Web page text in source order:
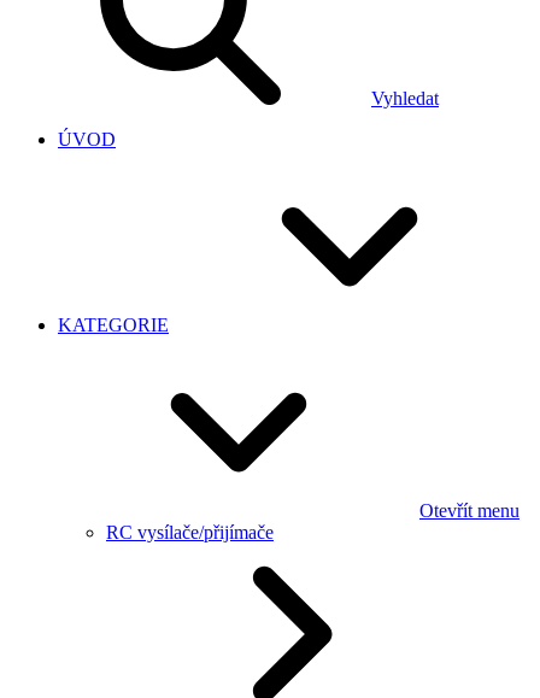
Vyhledat
ÚVOD
KATEGORIE
Otevřít menu
RC vysílače/přijímače